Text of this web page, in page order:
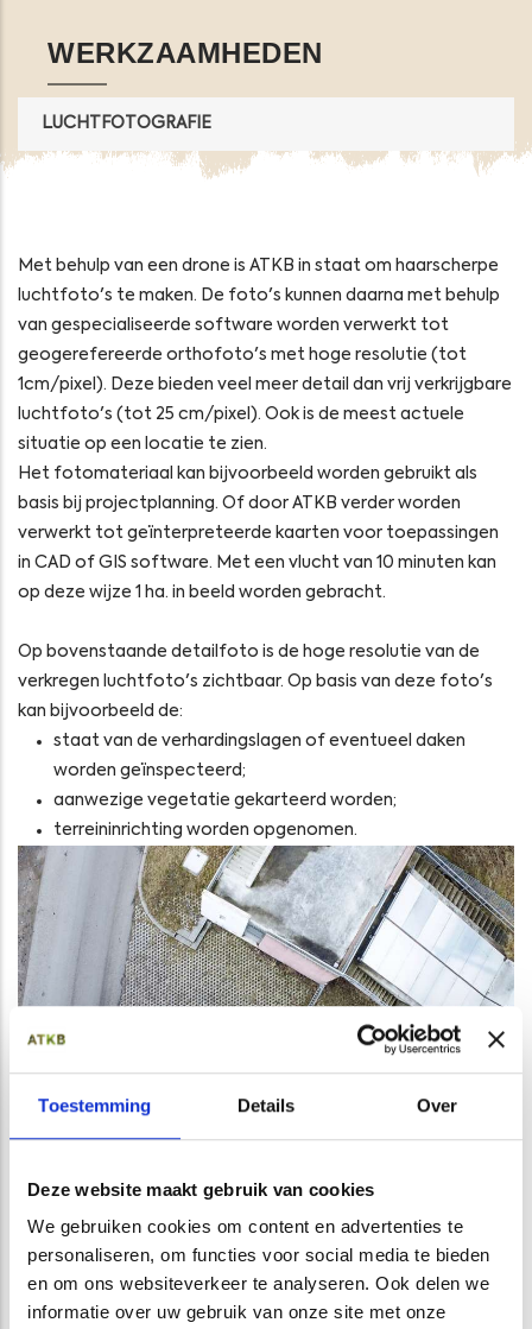
Toestemming Details Over
Deze website maakt gebruik van cookies
We gebruiken cookies om content en advertenties te
personaliseren, om functies voor social media te bieden
en om ons websiteverkeer te analyseren. Ook delen we
informatie over uw gebruik van onze site met onze
WERKZAAMHEDEN
LUCHTFOTOGRAFIE
Met behulp van een drone is ATKB in staat om haarscherpe
luchtfoto's te maken. De foto's kunnen daarna met behulp
van gespecialiseerde software worden verwerkt tot
geogerefereerde orthofoto's met hoge resolutie (tot
1cm/pixel). Deze bieden veel meer detail dan vrij verkrijgbare
luchtfoto's (tot 25 cm/pixel). Ook is de meest actuele
situatie op een locatie te zien.
Het fotomateriaal kan bijvoorbeeld worden gebruikt als
basis bij projectplanning. Of door ATKB verder worden
verwerkt tot geïnterpreteerde kaarten voor toepassingen
in CAD of GIS software. Met een vlucht van 10 minuten kan
op deze wijze 1 ha. in beeld worden gebracht.
Op bovenstaande detailfoto is de hoge resolutie van de
verkregen luchtfoto's zichtbaar. Op basis van deze foto's
kan bijvoorbeeld de:
staat van de verhardingslagen of eventueel daken
worden geïnspecteerd;
aanwezige vegetatie gekarteerd worden;
terreininrichting worden opgenomen.
Onderin de foto is een paspunt zichtbaar (wit vlak met
zwarte stip), waarmee de georeferentie van de luchtfoto's
wordt uitgevoerd.